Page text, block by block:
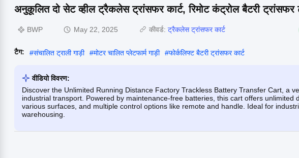
अनुकूलित दो सेट व्हील ट्रैकलेस ट्रांसफर कार्ट, रिमोट कंट्रोल बैटरी ट्रांसफर
BWP May 22, 2025 कीवर्ड: ट्रैकलेस ट्रांसफर कार्ट
टैग: #संचालित ट्राली गाड़ी #मोटर चालित प्लेटफार्म गाड़ी #फोर्कलिफ्ट बैटरी ट्रांसफर कार्ट
वीडियो विवरण:
Discover the Unlimited Running Distance Factory Trackless Battery Transfer Cart, a
industrial transport. Powered by maintenance-free batteries, this cart offers unlimited
various surfaces, and multiple control options like remote and handle. Ideal for
warehousing.